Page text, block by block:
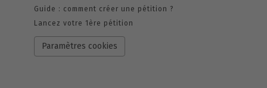
Guide : comment créer une pétition ?
Lancez votre 1ère pétition
Paramètres cookies